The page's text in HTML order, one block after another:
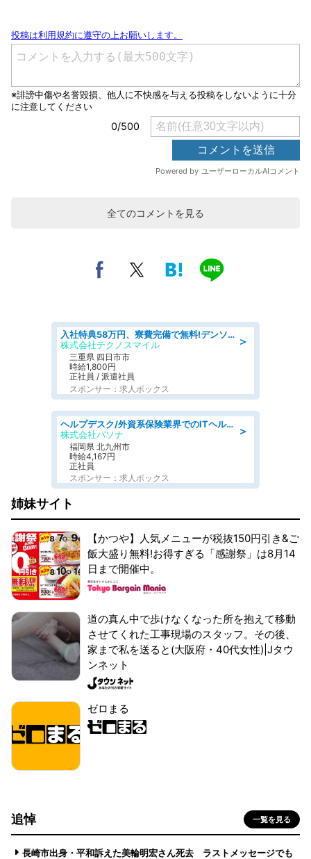
全てのコメントを見る
＞
入社特典58万円、寮費完備で無料!デンソーで働こう!自動車工場で小型部品の検査業務 denso aichi
株式会社テクノスマイル
三重県 四日市市
時給1,800円
正社員 / 派遣社員
スポンサー：求人ボックス
＞
ヘルプデスク/外資系保険業界でのITヘルプデスク業務/駅近/即日勤務可/ヘルプデスク
株式会社パソナ
福岡県 北九州市
時給4,167円
正社員
スポンサー：求人ボックス
姉妹サイト
【かつや】人気メニューが税抜150円引き&ご
飯大盛り無料!お得すぎる「感謝祭」は8月14
日まで開催中。
道の真ん中で歩けなくなった所を抱えて移動
させてくれた工事現場のスタッフ。その後、
家まで私を送ると(大阪府・40代女性)|Jタウ
ンネット
ゼロまる
追悼 一覧を見る
長崎市出身・平和訴えた美輪明宏さん死去 ラストメッセージでも